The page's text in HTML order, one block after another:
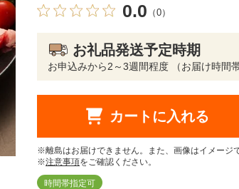
0.0 （0）
お礼品発送予定時期
お申込みから2～3週間程度 （お届け時間
カートに入れる
※離島はお届けできません。また、画像はイメージで
※注意事項をご確認ください。
時間帯指定可